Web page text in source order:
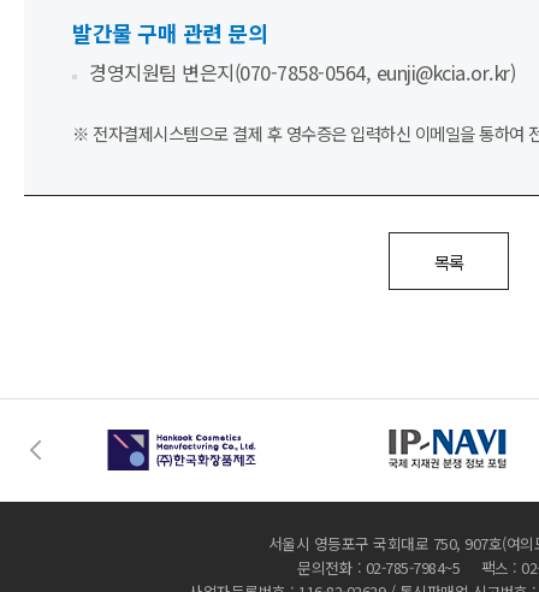
발간물 구매 관련 문의
경영지원팀 변은지(070-7858-0564, eunji@kcia.or.kr)
※ 전자결제시스템으로 결제 후 영수증은 입력하신 이메일을 통하여
목록
서울시 영등포구 국회대로 750, 907호(여
문의전화 : 02-785-7984~5 팩스 :